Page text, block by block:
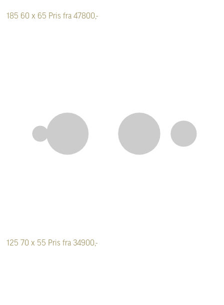
185 60 x 65 Pris fra 47800,-
125 70 x 55 Pris fra 34900,-